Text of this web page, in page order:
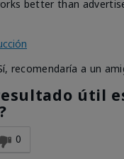
better than
recomendaría a un
útil
0